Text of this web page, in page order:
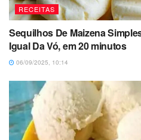
RECEITAS
Sequilhos De Maizena
Igual Da Vó, em 20 minutos
06/09/2025, 10:14